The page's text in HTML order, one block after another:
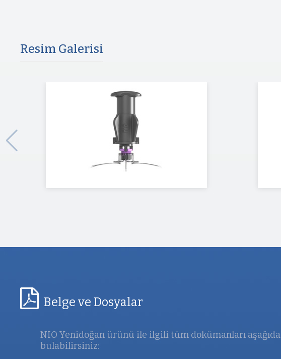
Resim Galerisi
Belge ve Dosyalar
NIO Yenidoğan ürünü ile ilgili tüm dokümanları aşağıda
bulabilirsiniz: